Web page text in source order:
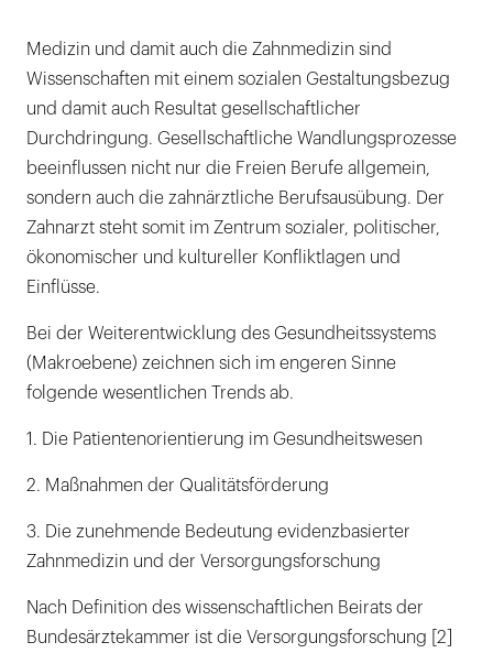
Medizin und damit auch die Zahnmedizin sind
Wissenschaften mit einem sozialen Gestaltungsbezug
und damit auch Resultat gesellschaftlicher
Durchdringung. Gesellschaftliche Wandlungsprozesse
beeinflussen nicht nur die Freien Berufe allgemein,
sondern auch die zahnärztliche Berufsausübung. Der
Zahnarzt steht somit im Zentrum sozialer, politischer,
ökonomischer und kultureller Konfliktlagen und
Einflüsse.
Bei der Weiterentwicklung des Gesundheitssystems
(Makroebene) zeichnen sich im engeren Sinne
folgende wesentlichen Trends ab.
1. Die Patientenorientierung im Gesundheitswesen
2. Maßnahmen der Qualitätsförderung
3. Die zunehmende Bedeutung evidenzbasierter
Zahnmedizin und der Versorgungsforschung
Nach Definition des wissenschaftlichen Beirats der
Bundesärztekammer ist die Versorgungsforschung [2]